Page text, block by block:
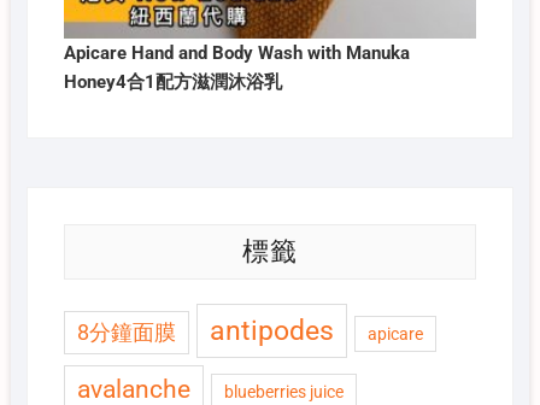
Apicare Hand and Body Wash with Manuka
Honey4合1配方滋潤沐浴乳
標籤
8分鐘面膜 antipodes apicare
avalanche blueberries juice